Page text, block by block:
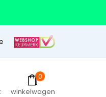
0
winkelwagen